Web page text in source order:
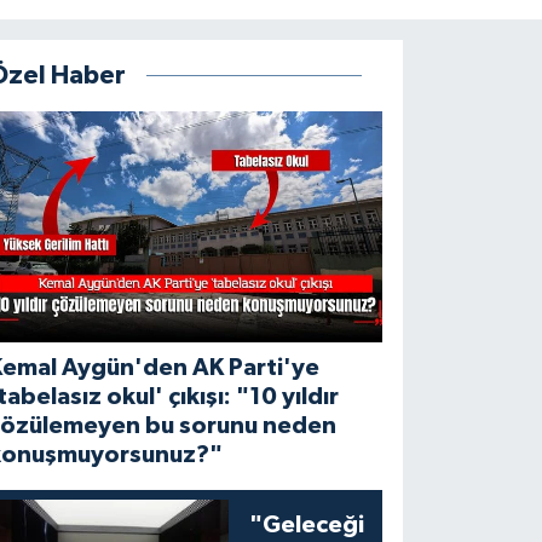
Haber
Aygün'den AK Parti'ye
okul' çıkışı: "10 yıldır
bu sorunu neden
"Geleceği